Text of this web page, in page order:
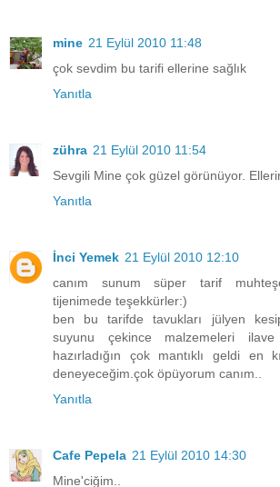
mine 21 Eylül 2010 11:48
çok sevdim bu tarifi ellerine sağlık
Yanıtla
zühra 21 Eylül 2010 11:54
Sevgili Mine çok güzel görünüyor.
Yanıtla
İnci Yemek 21 Eylül 2010 12:10
canım sunum süper tarif
tijenimede teşekkürler:)
ben bu tarifde tavukları jülyen
suyunu çekince malzemeleri
hazırladığın çok mantıklı geldi en
deneyeceğim.çok öpüyorum canım..
Yanıtla
Cafe Pepela 21 Eylül 2010 14:30
Mine'ciğim..